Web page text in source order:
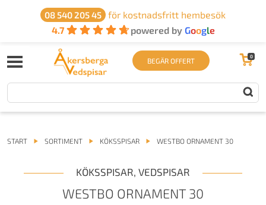
08 540 205 45
för kostnadsfritt hembesök
4.7
powered by Google
BEGÄR OFFERT 0
START SORTIMENT KÖKSSPISAR WESTBO ORNAMENT 30
KÖKSSPISAR, VEDSPISAR
WESTBO ORNAMENT 30